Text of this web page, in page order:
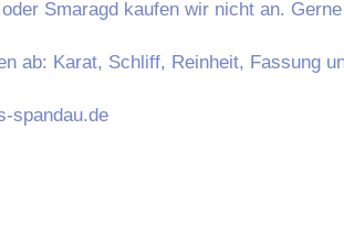
Smaragd kaufen wir nicht an.
ab: Karat, Schliff, Reinheit, Fassung
spandau.de